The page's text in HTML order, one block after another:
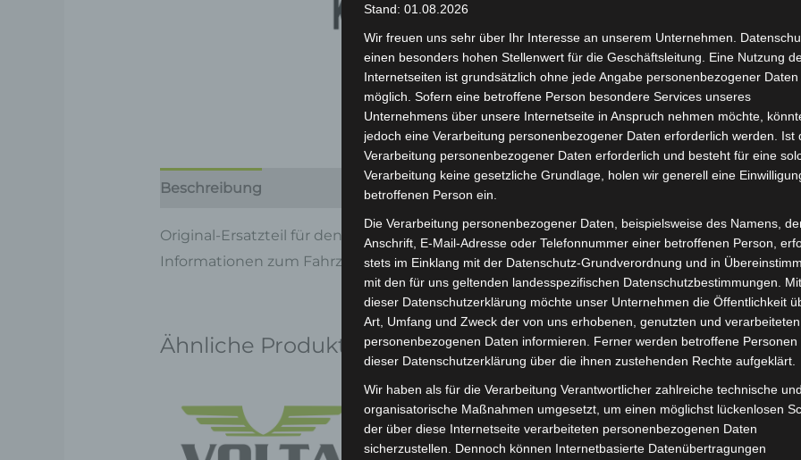
inkl. 19 % MwSt.
Lieferzeit:Versandfertig
Beschreibung Produktsicherheit Rezensionen (0)
Original-Ersatzteil für den Elektro-Chopper SE-03. Sitzstange für optimale Funktionalität
Informationen zum Fahrzeug findest du hier:Volta Motor Elektro-Chopper SE-03.
Ähnliche Produkte
Stand: 01.08.2026
Wir freuen uns sehr über Ihr Interesse an unserem Unternehmen.
einen besonders hohen Stellenwert für die Geschäftsleitung. Eine Nutzung
Internetseiten ist grundsätzlich ohne jede Angabe personenbezogener Daten
möglich. Sofern eine betroffene Person besondere Services unseres
Unternehmens über unsere Internetseite in Anspruch nehmen möchte,
jedoch eine Verarbeitung personenbezogener Daten erforderlich werden. Ist
Verarbeitung personenbezogener Daten erforderlich und besteht für eine
Verarbeitung keine gesetzliche Grundlage, holen wir generell eine
betroffenen Person ein.
Die Verarbeitung personenbezogener Daten, beispielsweise des Namens,
Anschrift, E-Mail-Adresse oder Telefonnummer einer betroffenen Person,
stets im Einklang mit der Datenschutz-Grundverordnung und in
mit den für uns geltenden landesspezifischen Datenschutzbestimmungen.
dieser Datenschutzerklärung möchte unser Unternehmen die Öffentlichkeit
Art, Umfang und Zweck der von uns erhobenen, genutzten und verarbeiteten
personenbezogenen Daten informieren. Ferner werden betroffene Personen
dieser Datenschutzerklärung über die ihnen zustehenden Rechte aufgeklärt.
Wir haben als für die Verarbeitung Verantwortlicher zahlreiche technische und
organisatorische Maßnahmen umgesetzt, um einen möglichst lückenlosen
der über diese Internetseite verarbeiteten personenbezogenen Daten
sicherzustellen. Dennoch können Internetbasierte Datenübertragungen